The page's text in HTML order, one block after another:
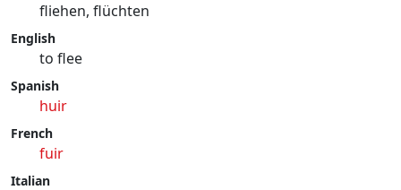
fliehen, flüchten
English
to flee
Spanish
huir
French
fuir
Italian